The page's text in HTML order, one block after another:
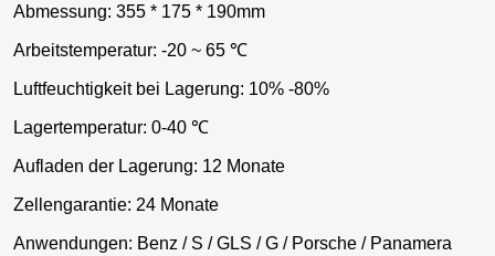
Abmessung: 355 * 175 * 190mm
Arbeitstemperatur: -20 ~ 65 ℃
Luftfeuchtigkeit bei Lagerung: 10% -80%
Lagertemperatur: 0-40 ℃
Aufladen der Lagerung: 12 Monate
Zellengarantie: 24 Monate
Anwendungen: Benz / S / GLS / G / Porsche / Panamera